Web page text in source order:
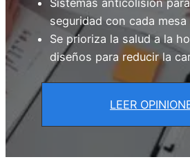
Sistemas anticolisión
seguridad con cada
Se prioriza la salud a la
diseños para reducir la
LEER